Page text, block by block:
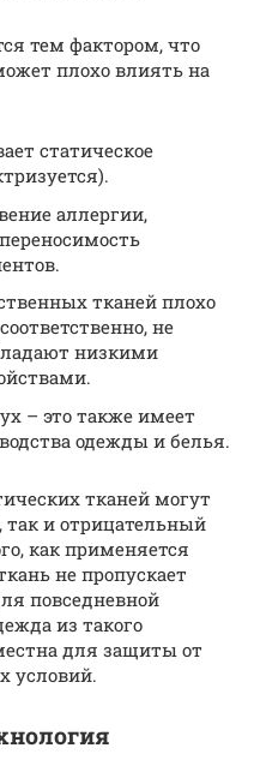
тем фактором, что
плохо влиять на
статическое
аллергии,
тканей плохо
не
низкими
– это также имеет
одежды и белья.
тканей могут
и отрицательный
как применяется
не пропускает
повседневной
из такого
для защиты от
условий.